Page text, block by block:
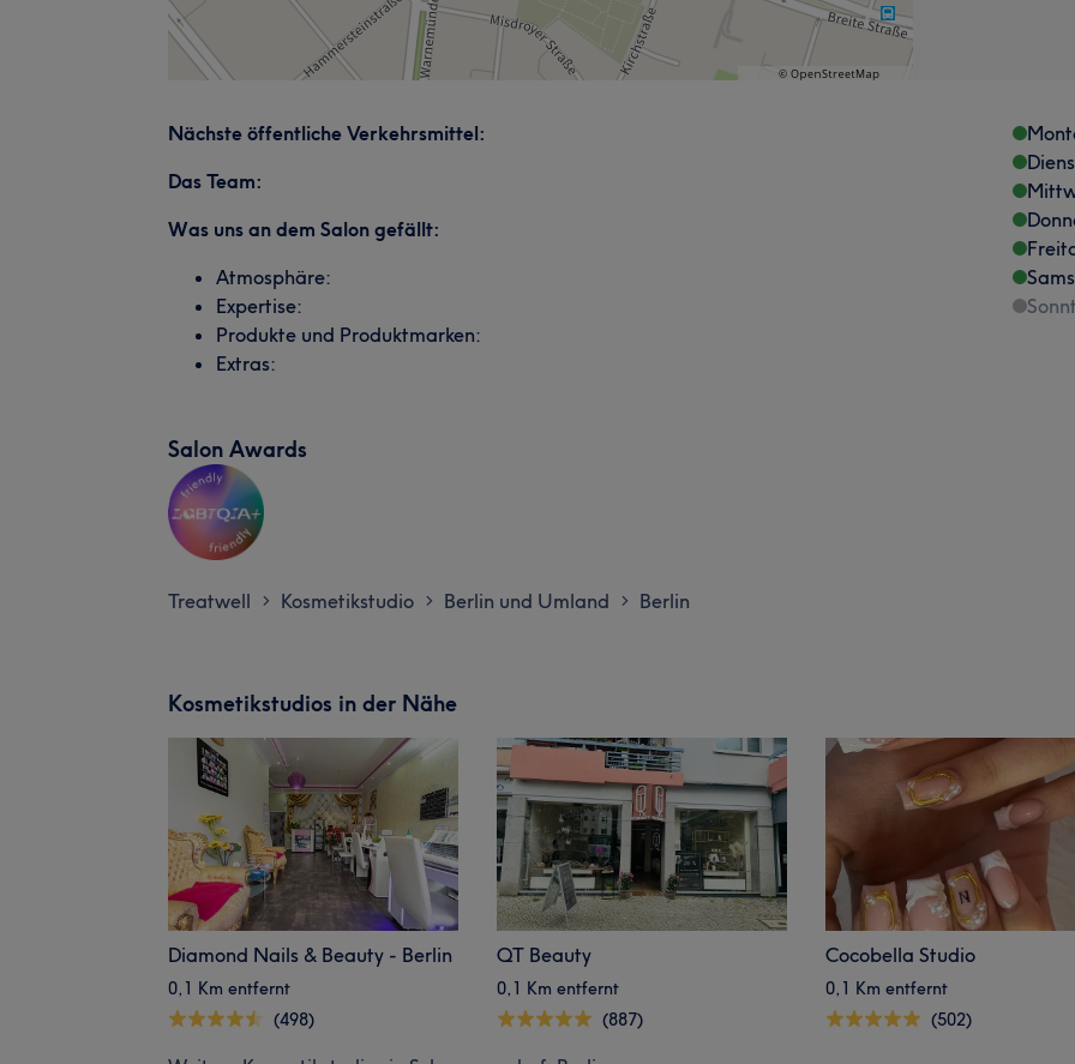
Nächste öffentliche Verkehrsmittel:
Das Team:
Was uns an dem Salon gefällt:
Atmosphäre:
Expertise:
Produkte und Produktmarken:
Extras:
Salon Awards
Treatwell > Kosmetikstudio > Berlin und Umland > Berlin
Kosmetikstudios in der Nähe
Diamond Nails & Beauty - Berlin
0,1 Km entfernt
(498)
QT Beauty
0,1 Km entfernt
(887)
Cocobella Studio
0,1 Km entfernt
(502)